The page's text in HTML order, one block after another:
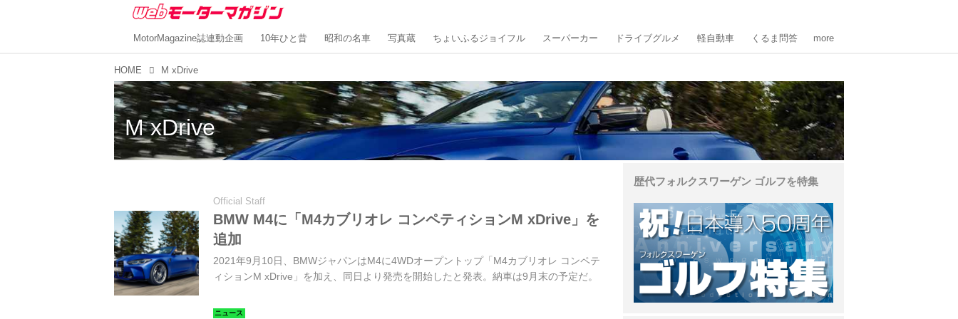
MotorMagazine誌連動企画 10年ひと昔 昭和の名車 写真蔵 ちょいふるジョイフル スーパーカー ドライブグルメ 軽自動車 くるま問答 more
HOME M xDrive
M xDrive
Official Staff
BMW M4に「M4カブリオレ コンペティションM xDrive」を
追加
2021年9月10日、BMWジャパンはM4に4WDオープントップ「M4カブリオレ コンペテ
ィションM xDrive」を加え、同日より発売を開始したと発表。納車は9月末の予定だ。
歴代フォルクスワーゲン ゴルフを特集